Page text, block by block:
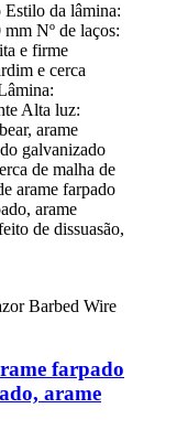
Estilo da lâmina:
Nº de laços:
e firme
e cerca
Alta luz:
arame
galvanizado
de malha de
arame farpado
arame
de dissuasão,
farpado
arame